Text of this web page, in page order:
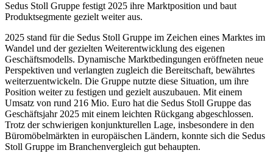
Sedus Stoll Gruppe festigt 2025 ihre Marktposition und baut
Produktsegmente gezielt weiter aus.
2025 stand für die Sedus Stoll Gruppe im Zeichen eines Marktes im
Wandel und der gezielten Weiterentwicklung des eigenen
Geschäftsmodells. Dynamische Marktbedingungen eröffneten neue
Perspektiven und verlangten zugleich die Bereitschaft, bewährtes
weiterzuentwickeln. Die Gruppe nutzte diese Situation, um ihre
Position weiter zu festigen und gezielt auszubauen. Mit einem
Umsatz von rund 216 Mio. Euro hat die Sedus Stoll Gruppe das
Geschäftsjahr 2025 mit einem leichten Rückgang abgeschlossen.
Trotz der schwierigen konjunkturellen Lage, insbesondere in den
Büromöbelmärkten in europäischen Ländern, konnte sich die Sedus
Stoll Gruppe im Branchenvergleich gut behaupten.